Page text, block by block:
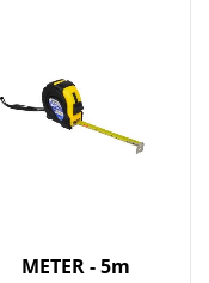
METER - 5m